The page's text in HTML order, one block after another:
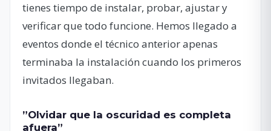
tienes tiempo de instalar, probar, ajustar y
verificar que todo funcione. Hemos llegado a
eventos donde el técnico anterior apenas
terminaba la instalación cuando los primeros
invitados llegaban.
”Olvidar que la oscuridad es completa
afuera”